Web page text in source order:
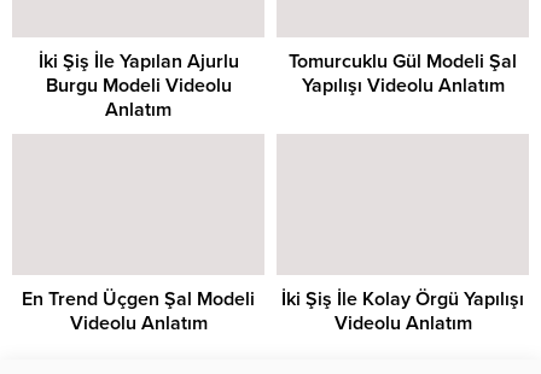
İki Şiş İle Yapılan Ajurlu
Burgu Modeli Videolu
Anlatım
Tomurcuklu Gül Modeli Şal
Yapılışı Videolu Anlatım
En Trend Üçgen Şal Modeli
Videolu Anlatım
İki Şiş İle Kolay Örgü Yapılışı
Videolu Anlatım